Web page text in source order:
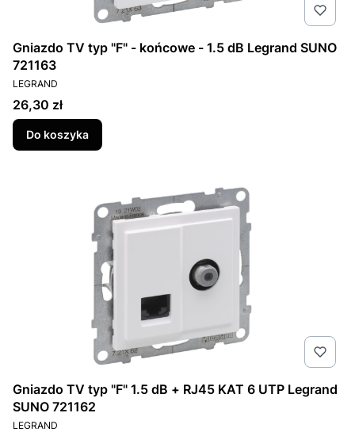
Gniazdo TV typ "F" - końcowe - 1.5 dB Legrand SUNO
721163
PRODUCENT
LEGRAND
Cena
26,30 zł
Do koszyka
Gniazdo TV typ "F" 1.5 dB + RJ45 KAT 6 UTP Legrand
SUNO 721162
PRODUCENT
LEGRAND